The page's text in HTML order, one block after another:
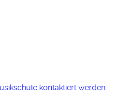
kontaktiert werden